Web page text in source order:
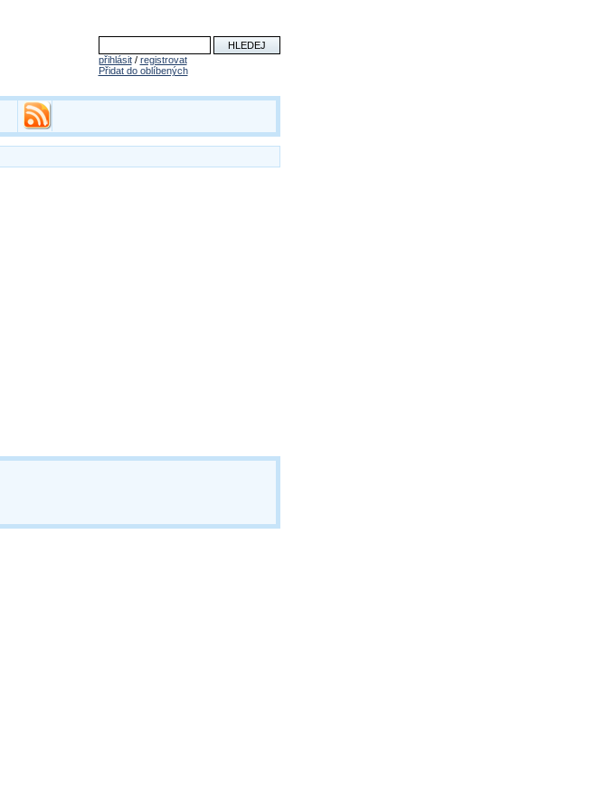
přihlásit/ registrovat
Přidat do oblíbených